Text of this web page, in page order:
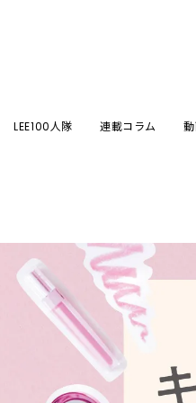
LEE100人隊 連載コラム